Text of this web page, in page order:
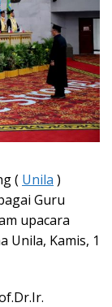
( Unila )
Guru
upacara
Unila, Kamis, 1